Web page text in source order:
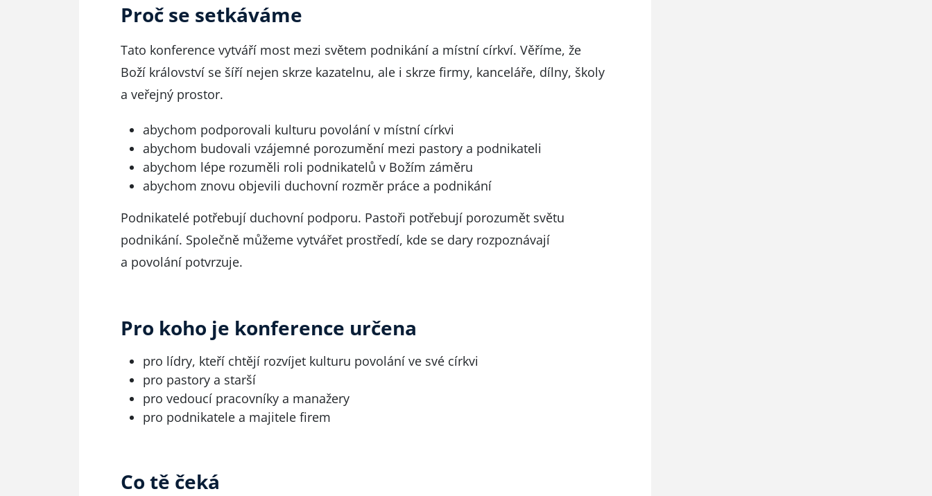
Proč se setkáváme
Tato konference vytváří most mezi světem podnikání a místní církví. Věříme, že
Boží království se šíří nejen skrze kazatelnu, ale i skrze firmy, kanceláře, dílny, školy
a veřejný prostor.
abychom podporovali kulturu povolání v místní církvi
abychom budovali vzájemné porozumění mezi pastory a podnikateli
abychom lépe rozuměli roli podnikatelů v Božím záměru
abychom znovu objevili duchovní rozměr práce a podnikání
Podnikatelé potřebují duchovní podporu. Pastoři potřebují porozumět světu
podnikání. Společně můžeme vytvářet prostředí, kde se dary rozpoznávají
a povolání potvrzuje.
Pro koho je konference určena
pro lídry, kteří chtějí rozvíjet kulturu povolání ve své církvi
pro pastory a starší
pro vedoucí pracovníky a manažery
pro podnikatele a majitele firem
Co tě čeká